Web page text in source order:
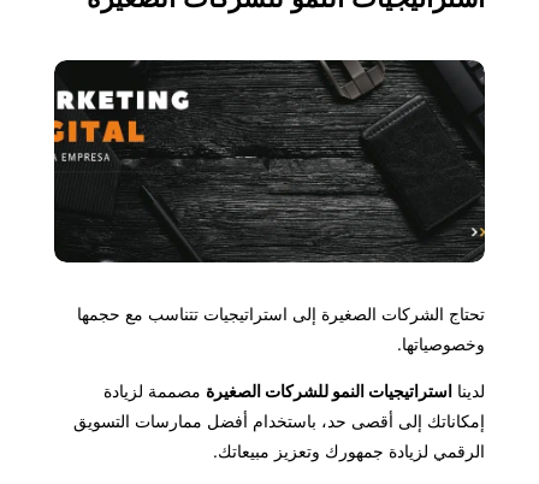
تحتاج الشركات الصغيرة إلى استراتيجيات تتناسب مع حجمها
وخصوصياتها.
لدينا استراتيجيات النمو للشركات الصغيرة مصممة لزيادة
إمكاناتك إلى أقصى حد، باستخدام أفضل ممارسات التسويق
الرقمي لزيادة جمهورك وتعزيز مبيعاتك.